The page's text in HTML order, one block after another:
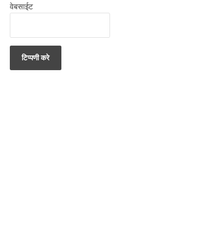
वेबसाईट